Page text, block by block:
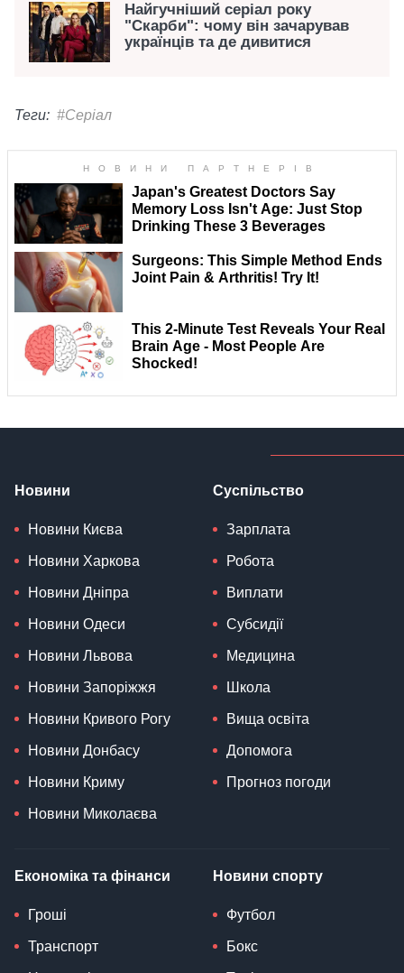
Найгучніший серіал року
"Скарби": чому він зачарував
українців та де дивитися
Теги: #Серіал
Новини
Новини Києва
Новини Харкова
Новини Дніпра
Новини Одеси
Новини Львова
Новини Запоріжжя
Новини Кривого Рогу
Новини Донбасу
Новини Криму
Новини Миколаєва
Суспільство
Зарплата
Робота
Виплати
Субсидії
Медицина
Школа
Вища освіта
Допомога
Прогноз погоди
Економіка та фінанси
Гроші
Транспорт
Новини спорту
Футбол
Бокс